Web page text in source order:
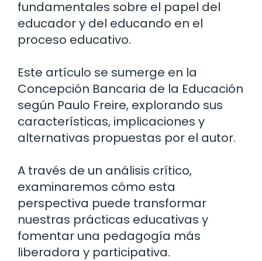
fundamentales sobre el papel del
educador y del educando en el
proceso educativo.
Este artículo se sumerge en la
Concepción Bancaria de la Educación
según Paulo Freire, explorando sus
características, implicaciones y
alternativas propuestas por el autor.
A través de un análisis crítico,
examinaremos cómo esta
perspectiva puede transformar
nuestras prácticas educativas y
fomentar una pedagogía más
liberadora y participativa.